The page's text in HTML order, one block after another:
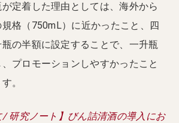
定着した理由としては、海外から
格（750mL）に近かったこと、四
の半額に設定することで、一升瓶
プロモーションしやすかったこと
。
/ 研究ノート】びん詰清酒の導入にお